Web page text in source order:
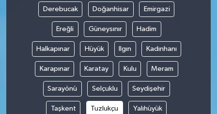
Derebucak Doğanhisar Emirgazi
Ereğli Güneysınır Hadim
Halkapınar Hüyük Ilgın Kadınhanı
Karapınar Karatay Kulu Meram
Sarayönü Selçuklu Seydişehir
Taşkent Tuzlukçu Yalıhüyük